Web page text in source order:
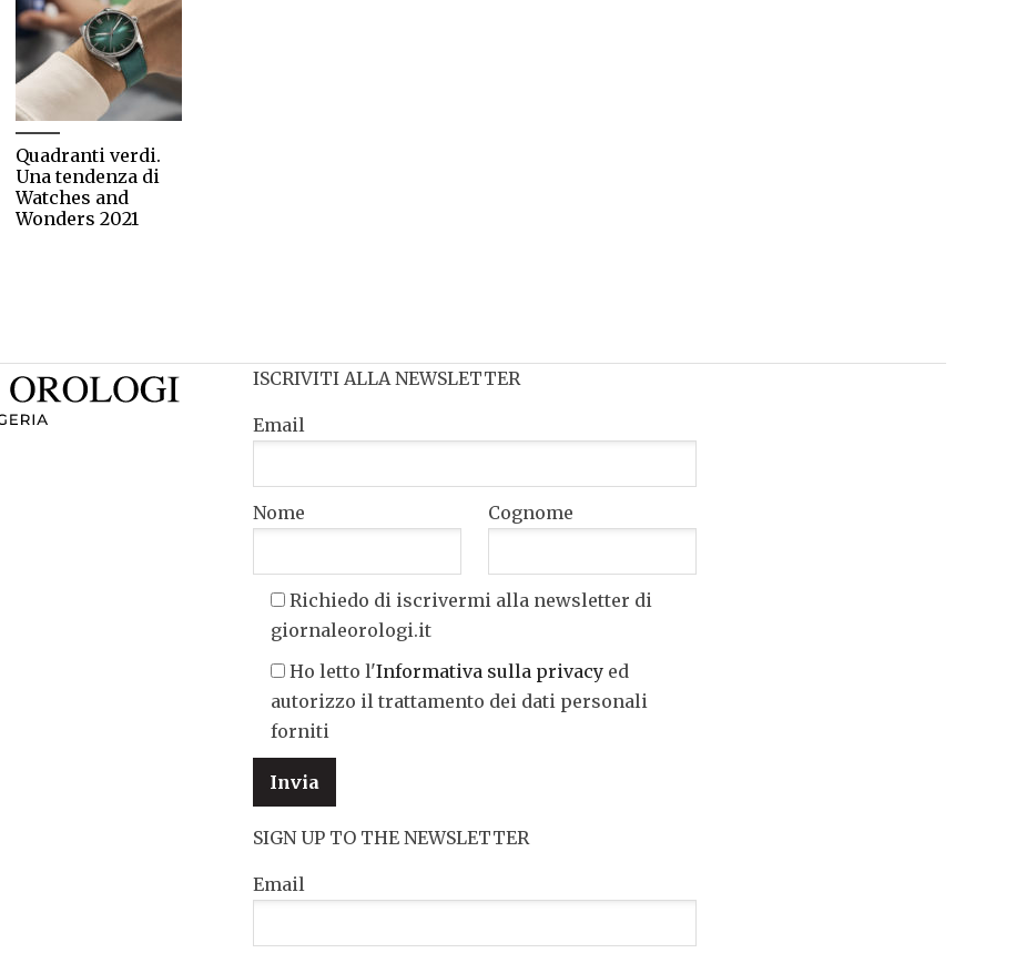
Quadranti verdi.
Una tendenza di
Watches and
Wonders 2021
ISCRIVITI ALLA NEWSLETTER
Email
Nome Cognome
Richiedo di iscrivermi alla newsletter di
giornaleorologi.it
Ho letto l'Informativa sulla privacy ed
autorizzo il trattamento dei dati personali
forniti
SIGN UP TO THE NEWSLETTER
Email